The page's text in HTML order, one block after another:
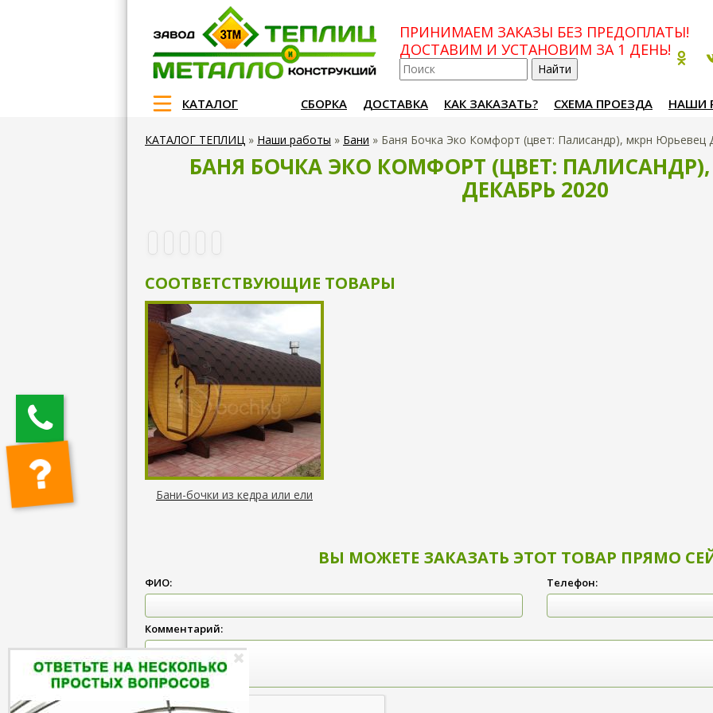
ПРИНИМАЕМ ЗАКАЗЫ БЕЗ ПРЕДОПЛАТЫ!
ДОСТАВИМ И УСТАНОВИМ ЗА 1 ДЕНЬ!
КАТАЛОГ СБОРКА ДОСТАВКА КАК ЗАКАЗАТЬ? СХЕМА ПРОЕЗДА НАШИ
КАТАЛОГ ТЕПЛИЦ » Наши работы » Бани » Баня Бочка Эко Комфорт (цвет: Палисандр), мкрн Юрьевец
БАНЯ БОЧКА ЭКО КОМФОРТ (ЦВЕТ:
ДЕКАБРЬ 2020
СООТВЕТСТВУЮЩИЕ ТОВАРЫ
Бани-бочки из кедра или ели
ВЫ МОЖЕТЕ ЗАКАЗАТЬ ЭТОТ ТОВАР ПРЯМО
ФИО: Телефон:
Комментарий: